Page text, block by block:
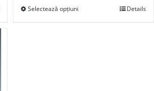
Selectează opțiuni Details